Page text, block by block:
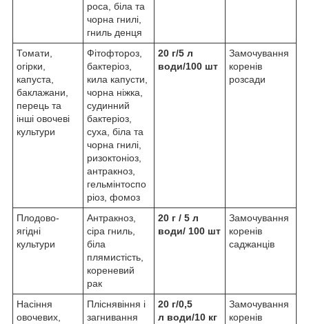
роса, біла та
чорна гнилі,
гниль денця
Томати,
огірки,
капуста,
баклажани,
перець та
інші овочеві
культури
Фітофтороз,
бактеріоз,
кила капусти,
чорна ніжка,
судинний
бактеріоз,
суха, біла та
чорна гнилі,
ризоктоніоз,
антракноз,
гельмінтоспо
ріоз, фомоз
20 г/5 л
води/100 шт
Замочування
коренів
розсади
Плодово-
ягідні
культури
Антракноз,
сіра гниль,
біла
плямистість,
кореневий
рак
20 г / 5 л
води/ 100 шт
Замочування
коренів
саджанців
Насіння
овочевих,
Пліснявіння і
загнивання
20 г/0,5
л води/10 кг
Замочування
коренів